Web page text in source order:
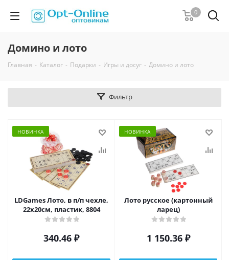
0
Домино и лото
Главная - Каталог - Подарки - Игры и досуг - Домино и лото
Фильтр
НОВИНКА
LDGames Лото, в п/п чехле,
22х20см, пластик, 8804
340.46 ₽
НОВИНКА
Лото русское (картонный
ларец)
1 150.36₽